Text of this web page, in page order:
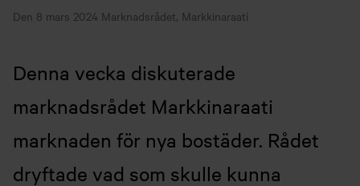
Den 8 mars 2024 Marknadsrådet, Markkinaraati
Denna vecka diskuterade
marknadsrådet Markkinaraati
marknaden för nya bostäder. Rådet
dryftade vad som skulle kunna